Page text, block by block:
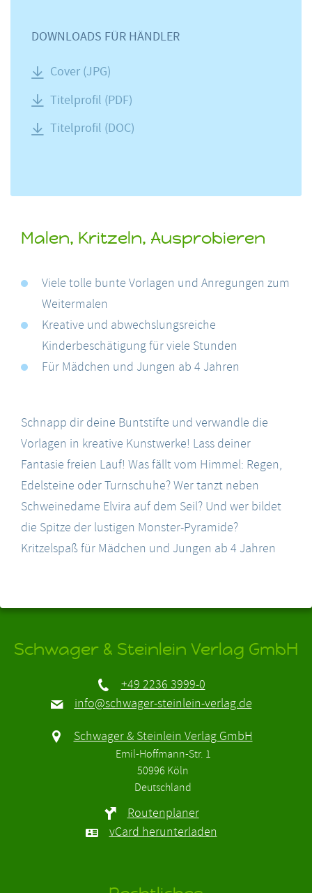
DOWNLOADS FÜR HÄNDLER
Cover (JPG)
Titelprofil (PDF)
Titelprofil (DOC)
Malen, Kritzeln, Ausprobieren
Viele tolle bunte Vorlagen und Anregungen zum
Weitermalen
Kreative und abwechslungsreiche
Kinderbeschätigung für viele Stunden
Für Mädchen und Jungen ab 4 Jahren
Schnapp dir deine Buntstifte und verwandle die
Vorlagen in kreative Kunstwerke! Lass deiner
Fantasie freien Lauf! Was fällt vom Himmel: Regen,
Edelsteine oder Turnschuhe? Wer tanzt neben
Schweinedame Elvira auf dem Seil? Und wer bildet
die Spitze der lustigen Monster-Pyramide?
Kritzelspaß für Mädchen und Jungen ab 4 Jahren
Schwager & Steinlein Verlag GmbH
+49 2236 3999-0
info@schwager-steinlein-verlag.de
Schwager & Steinlein Verlag GmbH
Emil-Hoffmann-Str. 1
50996 Köln
Deutschland
Routenplaner
vCard herunterladen